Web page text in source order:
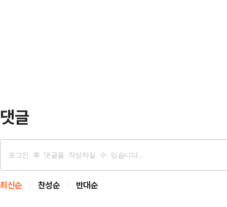
댓글
최신순 찬성순 반대순